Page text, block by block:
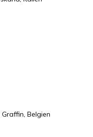
Graffin, Belgien